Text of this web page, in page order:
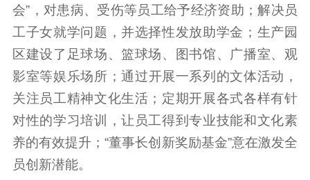
会”，对患病、受伤等员工给予经济资助；解决员
工子女就学问题，并选择性发放助学金；生产园
区建设了足球场、篮球场、图书馆、广播室、观
影室等娱乐场所；通过开展一系列的文体活动，
关注员工精神文化生活；定期开展各式各样有针
对性的学习培训，让员工得到专业技能和文化素
养的有效提升；“董事长创新奖励基金”意在激发全
员创新潜能。